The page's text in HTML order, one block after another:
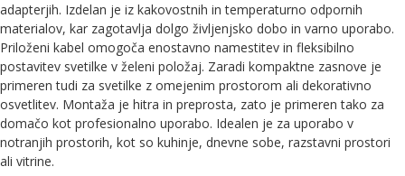
adapterjih. Izdelan je iz kakovostnih in temperaturno odpornih
materialov, kar zagotavlja dolgo življenjsko dobo in varno uporabo.
Priloženi kabel omogoča enostavno namestitev in fleksibilno
postavitev svetilke v želeni položaj. Zaradi kompaktne zasnove je
primeren tudi za svetilke z omejenim prostorom ali dekorativno
osvetlitev. Montaža je hitra in preprosta, zato je primeren tako za
domačo kot profesionalno uporabo. Idealen je za uporabo v
notranjih prostorih, kot so kuhinje, dnevne sobe, razstavni prostori
ali vitrine.